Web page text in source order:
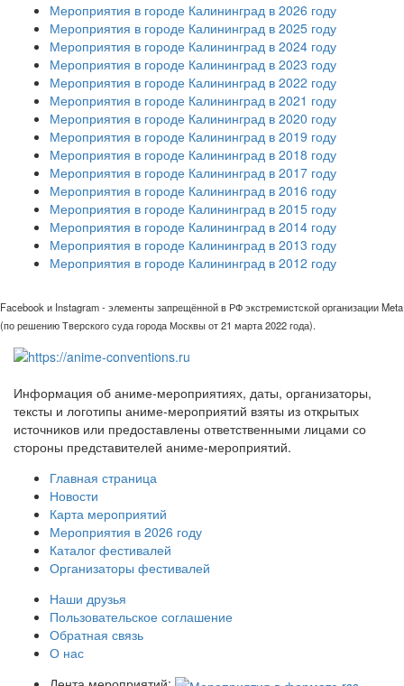
Мероприятия в городе Калининград в 2026 году
Мероприятия в городе Калининград в 2025 году
Мероприятия в городе Калининград в 2024 году
Мероприятия в городе Калининград в 2023 году
Мероприятия в городе Калининград в 2022 году
Мероприятия в городе Калининград в 2021 году
Мероприятия в городе Калининград в 2020 году
Мероприятия в городе Калининград в 2019 году
Мероприятия в городе Калининград в 2018 году
Мероприятия в городе Калининград в 2017 году
Мероприятия в городе Калининград в 2016 году
Мероприятия в городе Калининград в 2015 году
Мероприятия в городе Калининград в 2014 году
Мероприятия в городе Калининград в 2013 году
Мероприятия в городе Калининград в 2012 году
Facebook и Instagram - элементы запрещённой в РФ экстремистской организации Meta
(по решению Тверского суда города Москвы от 21 марта 2022 года).
Информация об аниме-мероприятиях, даты, организаторы,
тексты и логотипы аниме-мероприятий взяты из открытых
источников или предоставлены ответственными лицами со
стороны представителей аниме-мероприятий.
Главная страница
Новости
Карта мероприятий
Мероприятия в 2026 году
Каталог фестивалей
Организаторы фестивалей
Наши друзья
Пользовательское соглашение
Обратная связь
О нас